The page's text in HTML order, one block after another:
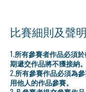
比賽細則及聲
1.所有參賽者作品必須
期遞交作品將不獲接納。
2.所有參賽作品必須為
用他人的作品參賽。